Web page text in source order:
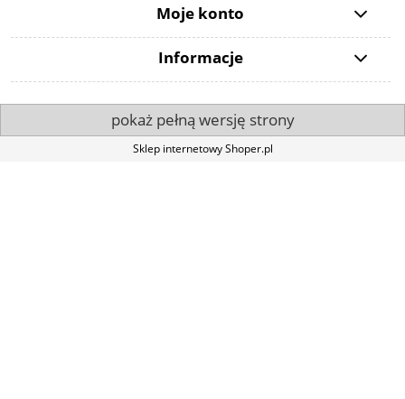
Moje konto
Informacje
pokaż pełną wersję strony
Sklep internetowy Shoper.pl